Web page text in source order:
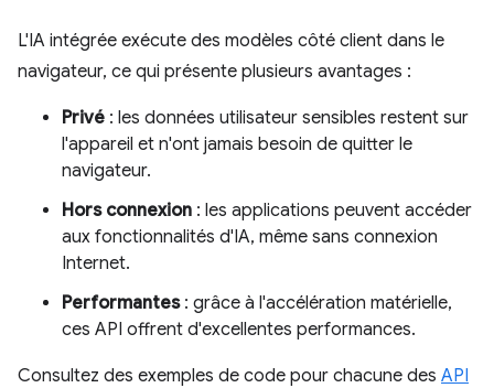
L'IA intégrée exécute des modèles côté client dans le
navigateur, ce qui présente plusieurs avantages :
Privé : les données utilisateur sensibles restent sur
l'appareil et n'ont jamais besoin de quitter le
navigateur.
Hors connexion : les applications peuvent accéder
aux fonctionnalités d'IA, même sans connexion
Internet.
Performantes: grâce à l'accélération matérielle,
ces API offrent d'excellentes performances.
Consultez des exemples de code pour chacune des API